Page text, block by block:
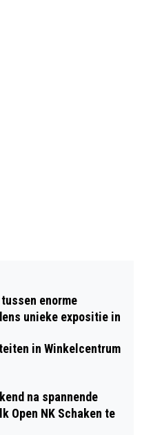
(13 JAAR)
OVER
DE SLAVERNIJ
enorme
unieke expositie in
in Winkelcentrum
na spannende
Open NK Schaken te